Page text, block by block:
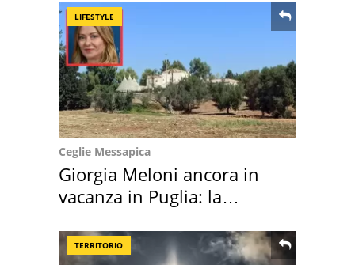
LIFESTYLE
Ceglie Messapica
Giorgia Meloni ancora in
vacanza in Puglia: la
TERRITORIO